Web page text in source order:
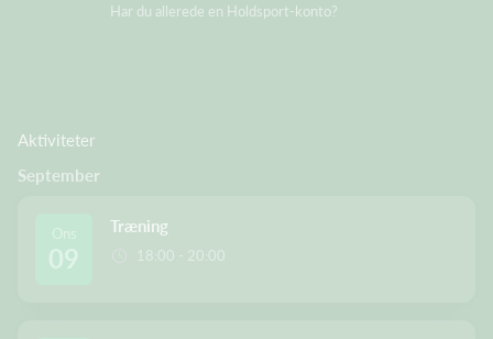
Har du allerede en Holdsport-konto?
Aktiviteter
September
Ons
09
Træning
18:00 - 20:00